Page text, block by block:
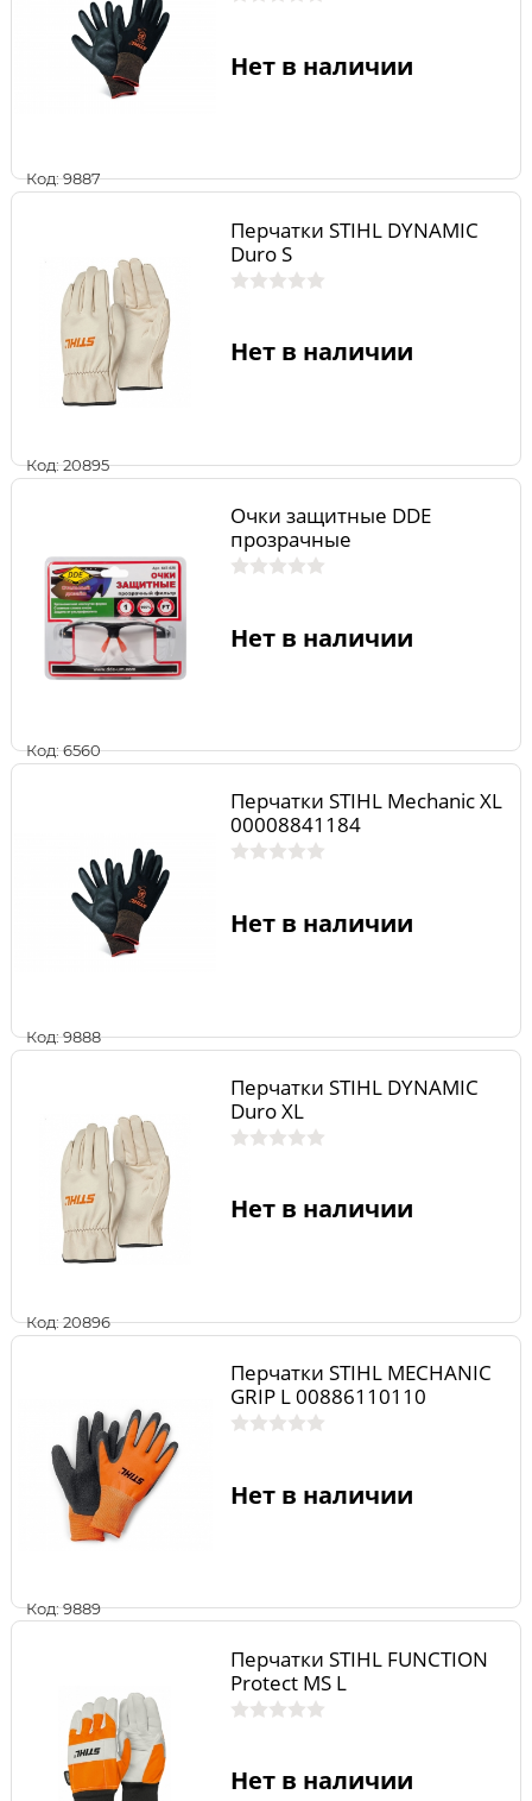
Код: 9887
Нет в наличии
Код: 20895
Перчатки STIHL DYNAMIC
Duro S
Нет в наличии
Код: 6560
Очки защитные DDE
прозрачные
Нет в наличии
Код: 9888
Перчатки STIHL Mechanic XL
00008841184
Нет в наличии
Код: 20896
Перчатки STIHL DYNAMIC
Duro XL
Нет в наличии
Код: 9889
Перчатки STIHL MECHANIC
GRIP L 00886110110
Нет в наличии
Перчатки STIHL FUNCTION
Protect MS L
Нет в наличии